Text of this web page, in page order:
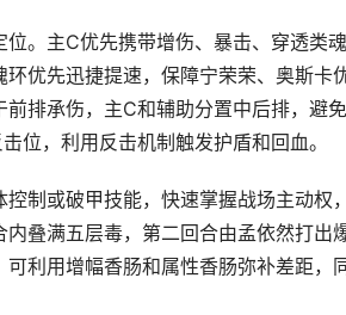
。主C优先携带增伤、暴击、穿透类
优先迅捷提速，保障宁荣荣、奥斯卡
排承伤，主C和辅助分置中后排，避
位，利用反击机制触发护盾和回血。
制或破甲技能，快速掌握战场主动权
叠满五层毒，第二回合由孟依然打出
利用增幅香肠和属性香肠弥补差距，